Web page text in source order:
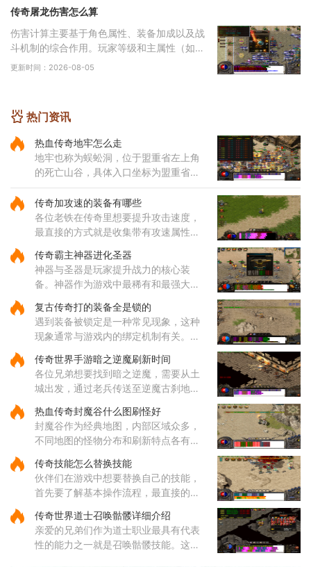
东
传奇屠龙伤害怎么算
伤害计算主要基于角色属性、装备加成以及战
斗机制的综合作用。玩家等级和主属性（如力
量、智力等）直接影响基础攻击力和技能伤
更新时间：2026-08-05
热门资讯
热血传奇地牢怎么走
地牢也称为蜈蚣洞，位于盟重省左上角
的死亡山谷，具体入口坐标为盟重省的
140，90位置。通过该入口进入后，玩
家会直接来到地牢一层东，这里是蜈蚣
洞地图的起始区域。地牢内部的路
传奇加攻速的装备有哪些
各位老铁在传奇里想要提升攻击速度，
最直接的方式就是收集带有攻速属性的
风套装里的戒指和项链，只需要一枚狂
风戒指就能给你增加一点攻击
传奇霸主神器进化圣器
神器与圣器是玩家提升战力的核心装
备。神器作为游戏中最稀有和最强大的
每种神器都具备独特的技能和被动效
果。玩家收集一定数量的神器后，
复古传奇打的装备全是锁的
遇到装备被锁定是一种常见现象，这种
现象通常与游戏内的绑定机制有关。部
上，这种绑定状态会限制装备的交易和
丢弃功能。装备锁定是游戏设计
传奇世界手游暗之逆魔刷新时间
各位兄弟想要找到暗之逆魔，需要从土
城出发，通过老兵传送至逆魔古刹地
魔阵中，咱们需要先进入右边的门，然
后按照逆时针方向前进，最终将
热血传奇封魔谷什么图刷怪好
封魔谷作为经典地图，内部区域众多，
不同地图的怪物分布和刷新特点各有差
角度来看，纵横道作为一个枢纽性质的
区域，连接着多个重要地点，
传奇技能怎么替换技能
伙伴们在游戏中想要替换自己的技能，
首先要了解基本操作流程，最直接的方
标上通过拖拽操作来调整它们的位置顺
序。这样的调整能够帮助哥哥
传奇世界道士召唤骷髅详细介绍
亲爱的兄弟们作为道士职业最具有代表
性的能力之一就是召唤骷髅技能。这个